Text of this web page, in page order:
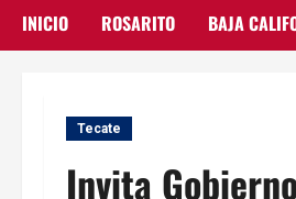
INICIO ROSARITO BAJA
Tecate
Invita